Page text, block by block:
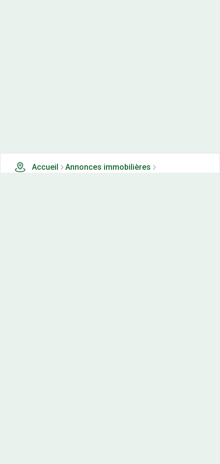
Accueil
Annonces immobilières